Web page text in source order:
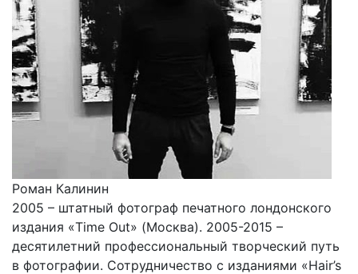
Роман Калинин
2005 – штатный фотограф печатного лондонского
издания «Time Out» (Москва). 2005-2015 –
десятилетний профессиональный творческий путь
в фотографии. Сотрудничество с изданиями «Hair’s